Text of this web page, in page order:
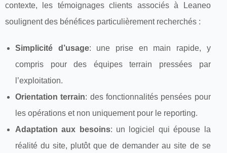
contexte, les témoignages clients associés à Leaneo
soulignent des bénéfices particulièrement recherchés :
Simplicité d’usage: une prise en main rapide, y
compris pour des équipes terrain pressées par
l’exploitation.
Orientation terrain: des fonctionnalités pensées pour
les opérations et non uniquement pour le reporting.
Adaptation aux besoins: un logiciel qui épouse la
réalité du site, plutôt que de demander au site de se